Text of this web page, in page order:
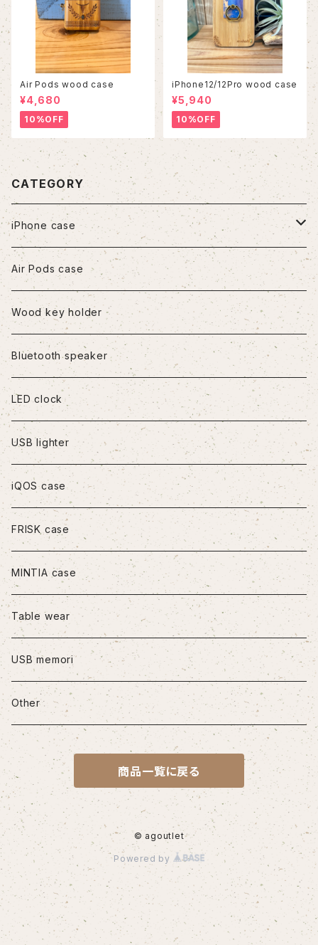
Air Pods wood case
¥4,680
10%OFF
iPhone12/12Pro wood case
¥5,940
10%OFF
CATEGORY
iPhone case
iPhone7/8/SE2
iPhone8Plus
iPhoneX/XS
iPhoneXR
iPhoneXS Max
iPhone11
iPhone11Pro
iPhone11Pro Max
iPhone12/12Pro
iPhone12mini
iPhone12Pro Max
iPhone13
iPhone13Pro
iPhone13Pro Max
iPhone14
iPhone14Pro
Air Pods case
Wood key holder
Bluetooth speaker
LED clock
USB lighter
iQOS case
FRISK case
MINTIA case
Table wear
USB memori
Other
商品一覧に戻る
© agoutlet
Powered by